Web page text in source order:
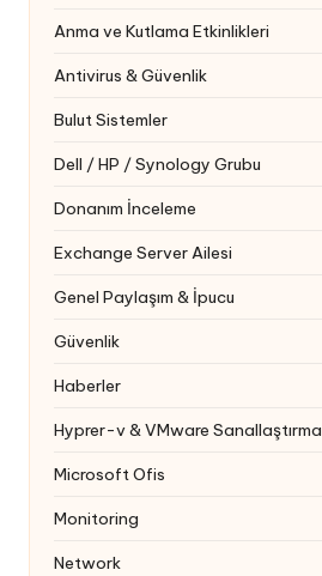
Anma ve Kutlama Etkinlikleri
Antivirus & Güvenlik
Bulut Sistemler
Dell / HP / Synology Grubu
Donanım İnceleme
Exchange Server Ailesi
Genel Paylaşım & İpucu
Güvenlik
Haberler
Hyprer-v & VMware Sanallaştırma
Microsoft Ofis
Monitoring
Network